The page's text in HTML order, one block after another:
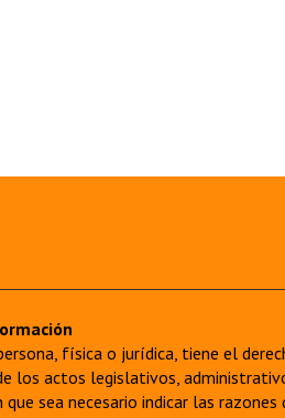
física o jurídica, tiene el
los actos legislativos,
que sea necesario indicar las